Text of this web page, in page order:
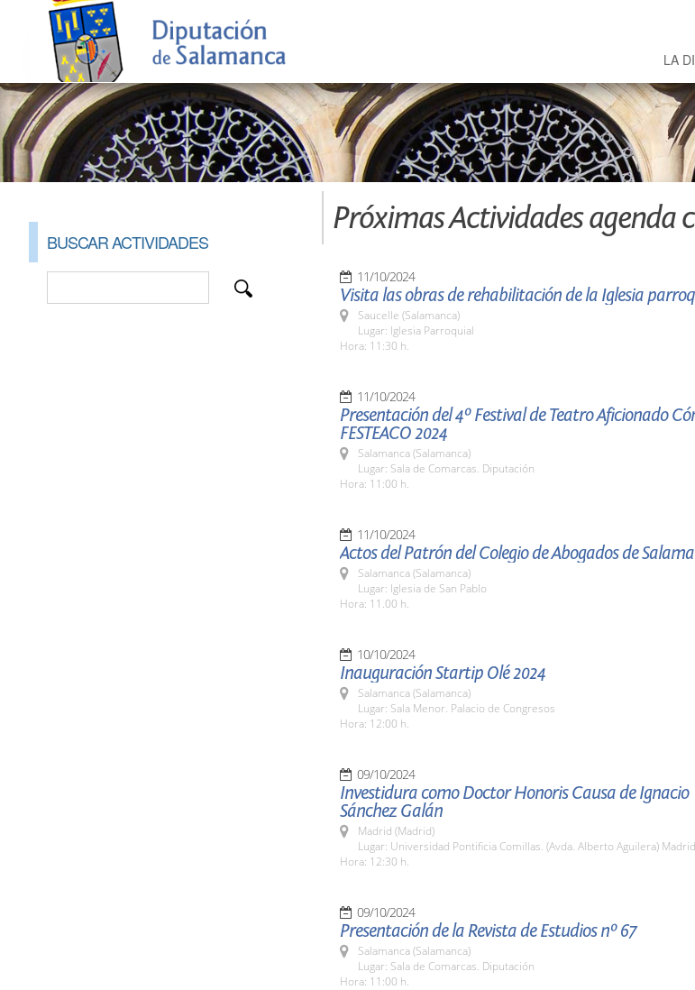
LA
BUSCAR ACTIVIDADES
Próximas Actividades agenda
11/10/2024
Visita las obras de rehabilitación de la Iglesia
Saucelle (Salamanca)
Lugar: Iglesia Parroquial
Hora: 11:30 h.
11/10/2024
Presentación del 4º Festival de Teatro Aficionado
FESTEACO 2024
Salamanca (Salamanca)
Lugar: Sala de Comarcas. Diputación
Hora: 11:00 h.
11/10/2024
Actos del Patrón del Colegio de Abogados de
Salamanca (Salamanca)
Lugar: Iglesia de San Pablo
Hora: 11.00 h.
10/10/2024
Inauguración Startip Olé 2024
Salamanca (Salamanca)
Lugar: Sala Menor. Palacio de Congresos
Hora: 12:00 h.
09/10/2024
Investidura como Doctor Honoris Causa de Ignacio
Sánchez Galán
Madrid (Madrid)
Lugar: Universidad Pontificia Comillas. (Avda. Alberto Aguilera) Madrid
Hora: 12:30 h.
09/10/2024
Presentación de la Revista de Estudios nº 67
Salamanca (Salamanca)
Lugar: Sala de Comarcas. Diputación
Hora: 11:00 h.